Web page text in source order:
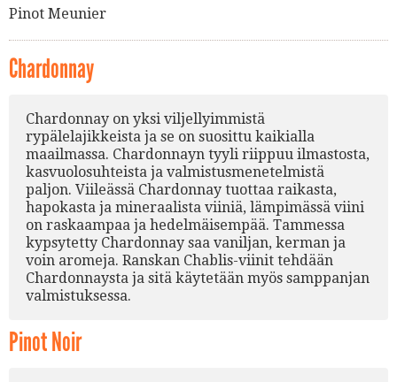
Pinot Meunier
Chardonnay
Chardonnay on yksi viljellyimmistä
rypälelajikkeista ja se on suosittu kaikialla
maailmassa. Chardonnayn tyyli riippuu ilmastosta,
kasvuolosuhteista ja valmistusmenetelmistä
paljon. Viileässä Chardonnay tuottaa raikasta,
hapokasta ja mineraalista viiniä, lämpimässä viini
on raskaampaa ja hedelmäisempää. Tammessa
kypsytetty Chardonnay saa vaniljan, kerman ja
voin aromeja. Ranskan Chablis-viinit tehdään
Chardonnaysta ja sitä käytetään myös samppanjan
valmistuksessa.
Pinot Noir